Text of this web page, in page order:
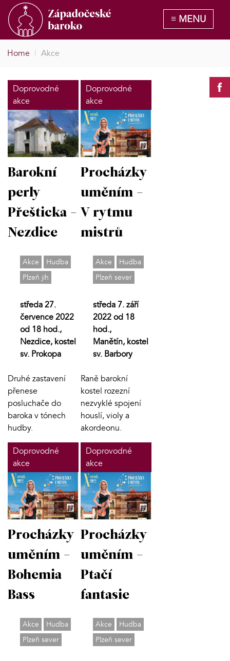
Home | Akce
Doprovodné
akce
Barokní
perly
Přešticka -
Nezdice
Akce
Hudba
Plzeň jih
středa 27.
července 2022
od 18 hod.,
Nezdice, kostel
sv. Prokopa
Druhé zastavení
přenese
posluchače do
baroka v tónech
hudby.
Doprovodné
akce
Procházky
uměním -
V rytmu
mistrů
Akce
Hudba
Plzeň sever
středa 7. září
2022 od 18
hod.,
Manětín, kostel
sv. Barbory
Raně barokní
kostel rozezní
nezvyklé spojení
houslí, violy a
akordeonu.
Doprovodné
akce
Procházky
uměním -
Bohemia
Bass
Akce
Hudba
Plzeň sever
Doprovodné
akce
Procházky
uměním -
Ptačí
fantasie
Akce
Hudba
Plzeň sever